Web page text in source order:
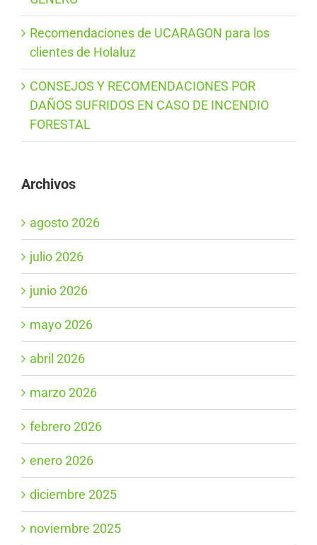
Recomendaciones de UCARAGON para los
clientes de Holaluz
CONSEJOS Y RECOMENDACIONES POR
DAÑOS SUFRIDOS EN CASO DE INCENDIO
FORESTAL
Archivos
agosto 2026
julio 2026
junio 2026
mayo 2026
abril 2026
marzo 2026
febrero 2026
enero 2026
diciembre 2025
noviembre 2025